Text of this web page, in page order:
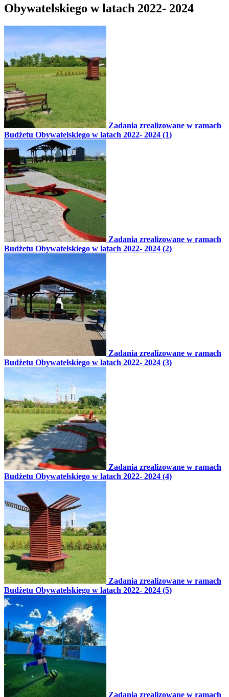
Obywatelskiego w latach 2022- 2024
Zadania zrealizowane w ramach
Budżetu Obywatelskiego w latach 2022- 2024 (1)
Zadania zrealizowane w ramach
Budżetu Obywatelskiego w latach 2022- 2024 (2)
Zadania zrealizowane w ramach
Budżetu Obywatelskiego w latach 2022- 2024 (3)
Zadania zrealizowane w ramach
Budżetu Obywatelskiego w latach 2022- 2024 (4)
Zadania zrealizowane w ramach
Budżetu Obywatelskiego w latach 2022- 2024 (5)
Zadania zrealizowane w ramach